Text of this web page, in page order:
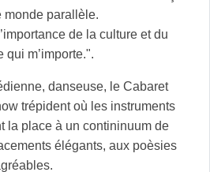
monde parallèle.
de la culture et du
qui m’importe.".
danseuse, le Cabaret
trépident où les instruments
la place à un contininuum de
élégants, aux poèsies